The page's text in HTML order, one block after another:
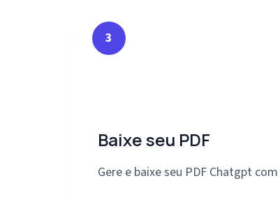
3
Baixe seu PDF
Gere e baixe seu PDF Chatgpt